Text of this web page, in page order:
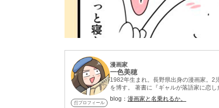
プロフィール
漫画家
一色美穂
1982年生まれ。長野県出身の漫画家。2
を博す。 著書に『ギャルが落語家に恋したら』『さえずり高校OK部!』『猫はまたたび』など。漫画『みずぽ
ろ』では原作を担当。
blog： 漫画家と名乗れるか。